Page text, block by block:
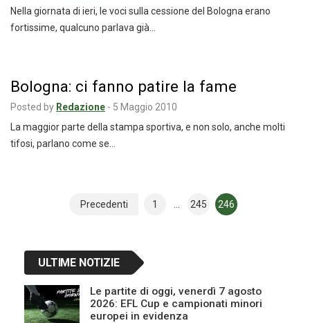
Nella giornata di ieri, le voci sulla cessione del Bologna erano
fortissime, qualcuno parlava già…
Bologna: ci fanno patire la fame
Posted by Redazione - 5 Maggio 2010
La maggior parte della stampa sportiva, e non solo, anche molti
tifosi, parlano come se…
NavigazionePrecedenti 1 245 246
ULTIME NOTIZIE
Le partite di oggi, venerdì 7 agosto
2026: EFL Cup e campionati minori
europei in evidenza